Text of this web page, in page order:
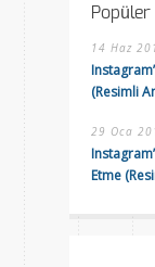
Popüler
14 Haz
(Resimli
29 Oca
Etme